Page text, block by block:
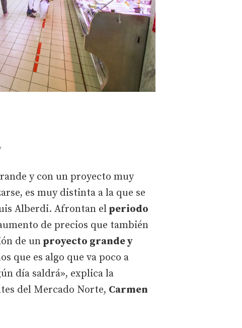
y con un proyecto muy
es muy distinta a la que se
Alberdi. Afrontan elperiodo
de precios que también
de unproyecto grande y
que es algo que va poco a
día saldrá», explica la
del Mercado Norte, Carmen